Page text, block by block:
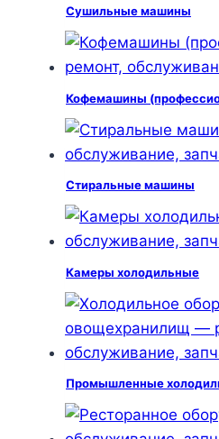
Сушильные машины
Кофемашины
Стиральные машины
Камеры холодильные
Промышленные